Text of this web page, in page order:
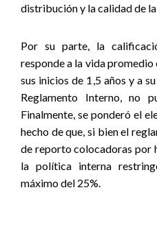
distribución y la calidad de
Por su parte, la
responde a la vida
sus inicios de 1,5 años y a
Reglamento Interno, no
Finalmente, se ponderó el
hecho de que, si bien el
de reporto colocadoras por
la política interna
máximo del 25%.